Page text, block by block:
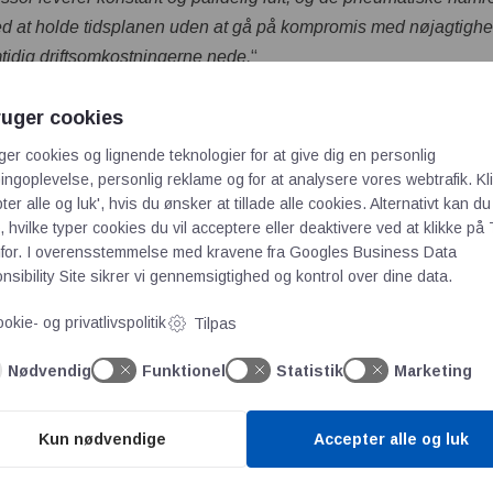
at holde tidsplanen uden at gå på kompromis med
driftsomkostningerne nede.“
fleksibilitet viste sig at være en stor fordel under
størrelse og nemme træk- og løftefunktioner gjorde det
som arbejdet skred frem, hvilket minimerede
en effektiv luftforsyning kunne holdet arbejde smidigt og
forløb med bemærkelsesværdig effektivitet takket være
Corporation understreger vigtigheden af hurtigt,
der har spillet en afgørende rolle i at fastholde en glidende
at Atlas Copco-support kun er et opkald væk. Deres
cookies
cookies og lignende teknologier for at give dig en personlig
personlig reklame og for at analysere vores webtrafik.
alle og luk', hvis du ønsker at tillade alle cookies. Alternativt kan du
hvilke typer cookies du vil acceptere eller deaktivere ved at klikke på
I overensstemmelse med kravene fra Googles Business Data
Site sikrer vi gennemsigtighed og kontrol over dine data.
og privatlivspolitik Tilpas
Nødvendig Funktionel Statistik Marketing
Kun nødvendige Accepter alle og luk